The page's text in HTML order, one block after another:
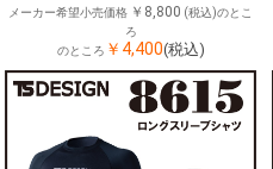
メーカー希望小売価格 ￥8,800 (税込)のとこ
ろ
のところ ￥4,400(税込)